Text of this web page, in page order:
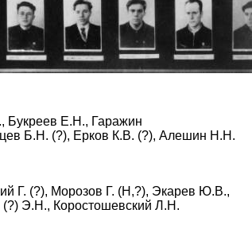
Букреев Е.Н., Гаражин
Б.Н. (?), Ерков К.В. (?), Алешин Н.Н.
Г. (?), Морозов Г. (Н,?), Экарев Ю.В.,
Э.Н., Коростошевский Л.Н.